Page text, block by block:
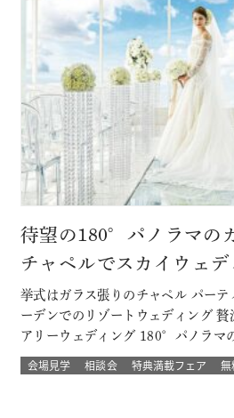
待望の180°パノラマの
チャペルでスカイウェデ
挙式はガラス張りのチャペル パー
ーデンでのリゾートウェディング 贅
アリーウェディング 180°パノラマ
ペルでは 流れる雲や透き通る青空
挙げる結婚式 組数限定！でご提供！
会場見学 相談会 特典満載フェア